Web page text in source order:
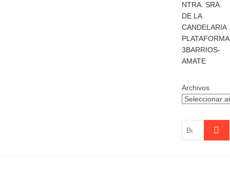
NTRA. SRA.
DE LA
CANDELARIA
PLATAFORMA
3BARRIOS-
AMATE
Archivos
Buscar